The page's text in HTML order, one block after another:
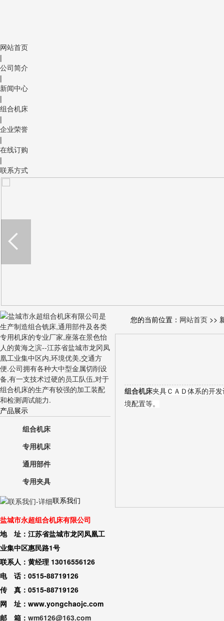
网站首页
|
公司简介
|
新闻中心
|
组合机床
|
企业荣誉
|
在线订购
|
联系方式
产品展示
组合机床
专用机床
通用部件
专用夹具
联系我们
盐城市永超组合机床有限公司
地 址：江苏省盐城市龙冈凤凰工
业集中区惠民路1号
联系人：黄经理 13016556126
电 话：0515-88719126
传 真：0515-88719126
网 址：www.yongchaojc.com
邮 箱： wm6126@163.com
您的当前位置： 网站首页 >>
组合机床夹具ＣＡＤ体系的开
境配置等。